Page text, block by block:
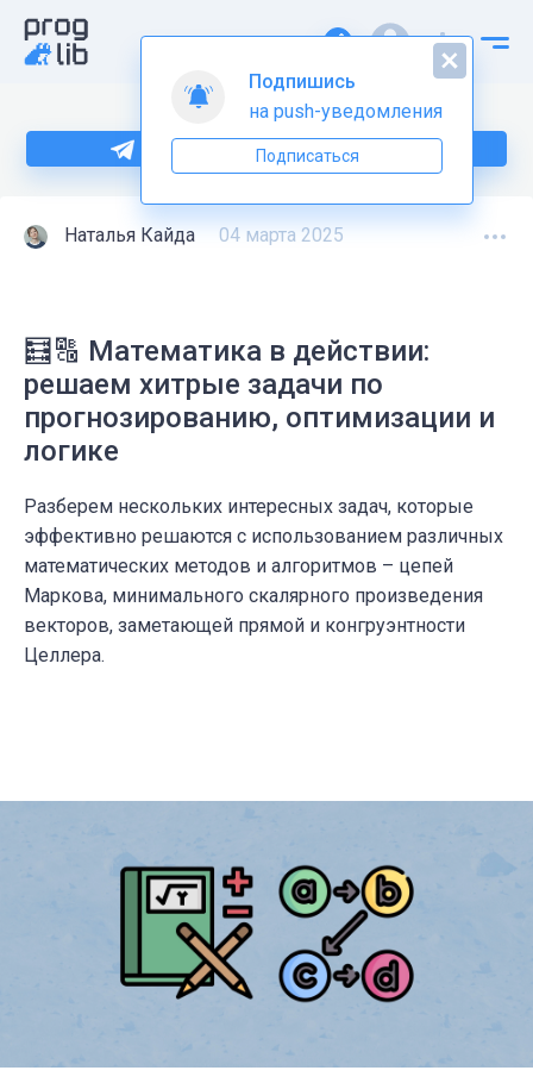
Больше информации по Python тут
Наталья Кайда 04 марта 2025
🧮🔠 Математика в действии:
решаем хитрые задачи по
прогнозированию, оптимизации и
логике
Разберем нескольких интересных задач, которые
эффективно решаются с использованием различных
математических методов и алгоритмов – цепей
Маркова, минимального скалярного произведения
векторов, заметающей прямой и конгруэнтности
Целлера.
Подпишись
на push-уведомления
Подписаться